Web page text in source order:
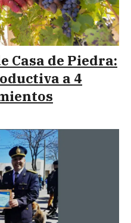
Casa de Piedra:
a 4